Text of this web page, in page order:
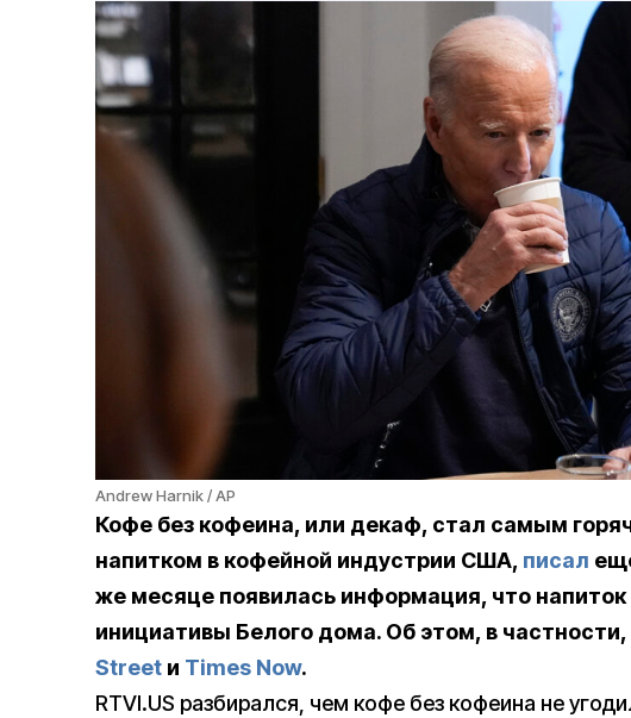
Andrew Harnik / AP
Кофе без кофеина, или декаф, стал самым
напитком в кофейной индустрии США, писал
же месяце появилась информация, что напиток
инициативы Белого дома. Об этом, в
Street и Times Now.
RTVI.US разбирался, чем кофе без кофеина не